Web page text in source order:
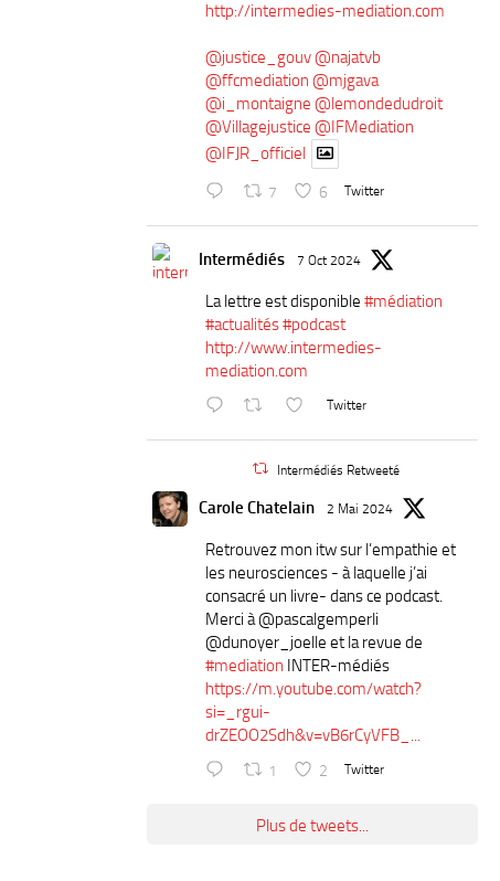
http://intermedies-mediation.com
@justice_gouv@najatvb
@ffcmediation @mjgava
@i_montaigne @lemondedudroit
@Villagejustice @IFMediation
@IFJR_officiel
7 6 Twitter
Intermédiés 7 Oct 2024
La lettre est disponible #médiation
#actualités#podcast
http://www.intermedies-
mediation.com
Twitter
Intermédiés Retweeté
Carole Chatelain 2 Mai 2024
Retrouvez mon itw sur l’empathie et
les neurosciences - à laquelle j’ai
consacré un livre- dans ce podcast.
Merci à ⁦@pascalgemperli⁩
⁦@dunoyer_joelle⁩ et la revue de
#mediation INTER-médiés
https://m.youtube.com/watch?
si=_rgui-
drZEOO2Sdh&v=vB6rCyVFB_...
1 2 Twitter
Plus de tweets...